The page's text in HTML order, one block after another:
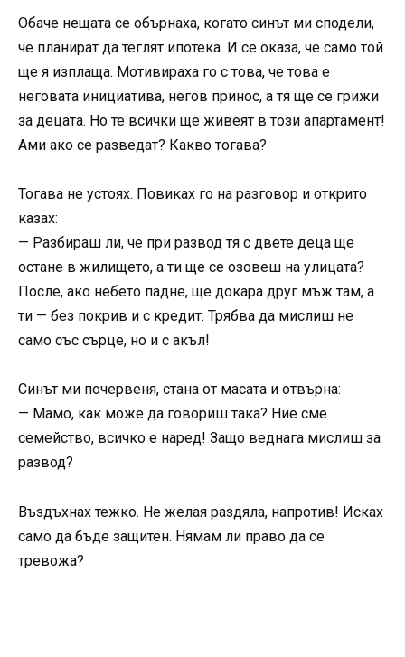
Обаче нещата се обърнаха, когато синът ми сподели,
че планират да теглят ипотека. И се оказа, че само той
ще я изплаща. Мотивираха го с това, че това е
неговата инициатива, негов принос, а тя ще се грижи
за децата. Но те всички ще живеят в този апартамент!
Ами ако се разведат? Какво тогава?
Тогава не устоях. Повиках го на разговор и открито
казах:
— Разбираш ли, че при развод тя с двете деца ще
остане в жилището, а ти ще се озовеш на улицата?
После, ако небето падне, ще докара друг мъж там, а
ти — без покрив и с кредит. Трябва да мислиш не
само със сърце, но и с акъл!
Синът ми почервеня, стана от масата и отвърна:
— Мамо, как може да говориш така? Ние сме
семейство, всичко е наред! Защо веднага мислиш за
развод?
Въздъхнах тежко. Не желая раздяла, напротив! Исках
само да бъде защитен. Нямам ли право да се
тревожа?